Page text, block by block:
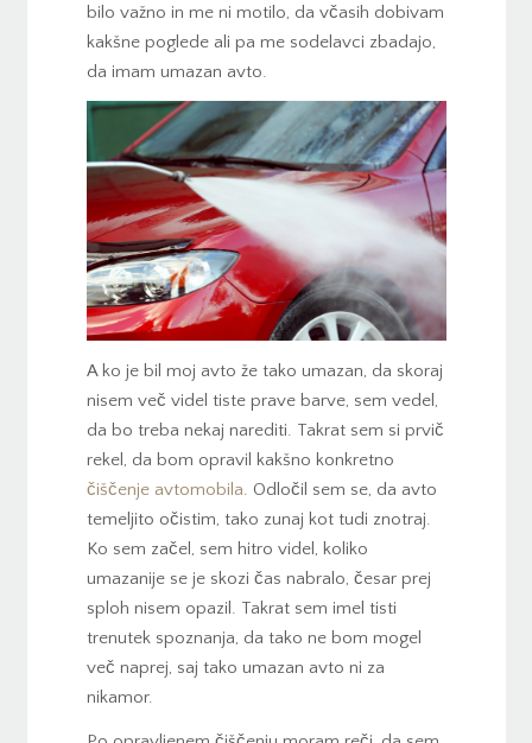
bilo važno in me ni motilo, da včasih dobivam
kakšne poglede ali pa me sodelavci zbadajo,
da imam umazan avto.
A ko je bil moj avto že tako umazan, da skoraj
nisem več videl tiste prave barve, sem vedel,
da bo treba nekaj narediti. Takrat sem si prvič
rekel, da bom opravil kakšno konkretno
čiščenje avtomobila. Odločil sem se, da avto
temeljito očistim, tako zunaj kot tudi znotraj.
Ko sem začel, sem hitro videl, koliko
umazanije se je skozi čas nabralo, česar prej
sploh nisem opazil. Takrat sem imel tisti
trenutek spoznanja, da tako ne bom mogel
več naprej, saj tako umazan avto ni za
nikamor.